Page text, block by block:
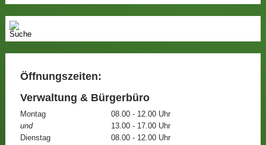
Öffnungszeiten:
Verwaltung & Bürgerbüro
Montag
08.00 - 12.00 Uhr
und
13.00 - 17.00 Uhr
Dienstag
08.00 - 12.00 Uhr